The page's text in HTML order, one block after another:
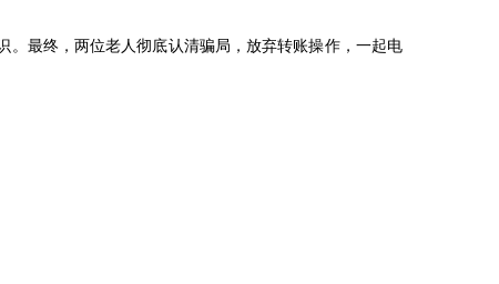
。最终，两位老人彻底认清骗局，放弃转账操作，一起电